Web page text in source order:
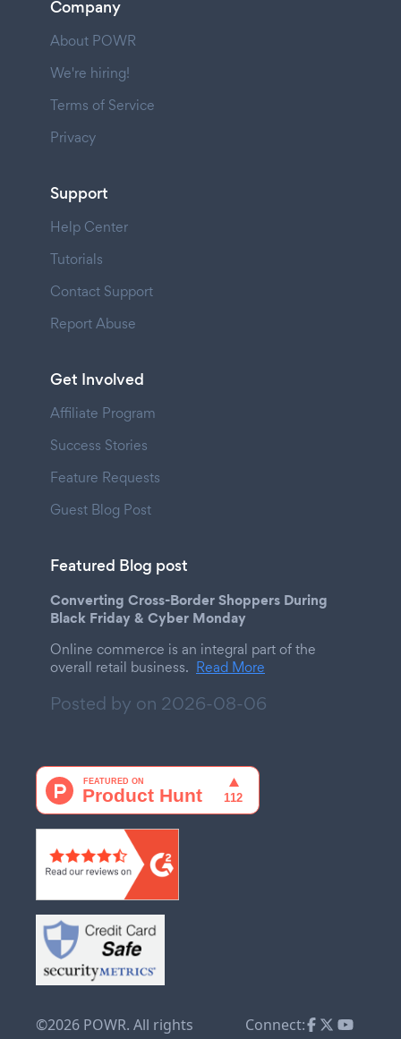
Company
About POWR
We're hiring!
Terms of Service
Privacy
Support
Help Center
Tutorials
Contact Support
Report Abuse
Get Involved
Affiliate Program
Success Stories
Feature Requests
Guest Blog Post
Featured Blog post
Converting Cross-Border Shoppers During
Black Friday & Cyber Monday
Online commerce is an integral part of the
overall retail business. Read More
Posted by on 2026-08-06
©2026 POWR. All rights
Connect: